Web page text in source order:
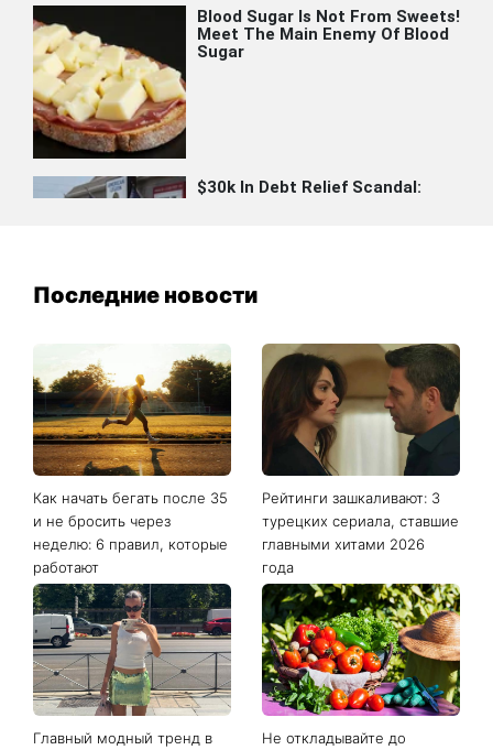
Последние новости
Как начать бегать после 35
и не бросить через
неделю: 6 правил, которые
работают
Рейтинги зашкаливают: 3
турецких сериала, ставшие
главными хитами 2026
года
Главный модный тренд в
Не откладывайте до